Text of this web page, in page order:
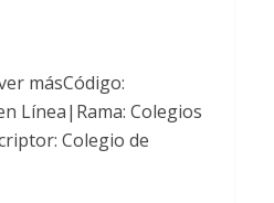
másCódigo:
Línea|Rama: Colegios
Colegio de